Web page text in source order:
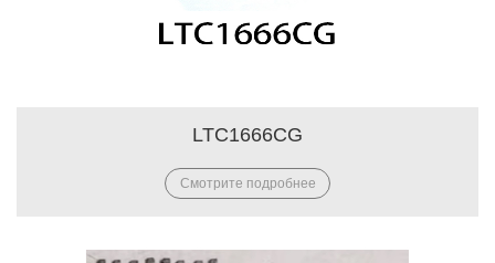
LTC1666CG
Смотрите подробнее